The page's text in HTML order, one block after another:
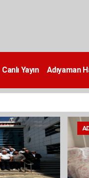
Canlı Yayın Adıyaman